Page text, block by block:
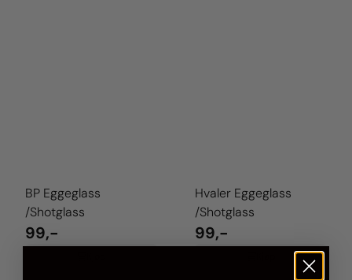
BP Eggeglass
/Shotglass
99,-
Hvaler Eggeglass
/Shotglass
99,-